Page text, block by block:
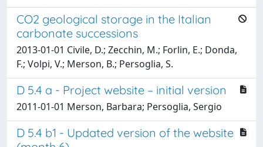
CO2 geological storage in the Italian
carbonate successions
2013-01-01 Civile, D.; Zecchin, M.; Forlin, E.; Donda,
F.; Volpi, V.; Merson, B.; Persoglia, S.
D 5.4 a - Project website – initial version
2011-01-01 Merson, Barbara; Persoglia, Sergio
D 5.4 b1 - Updated version of the website